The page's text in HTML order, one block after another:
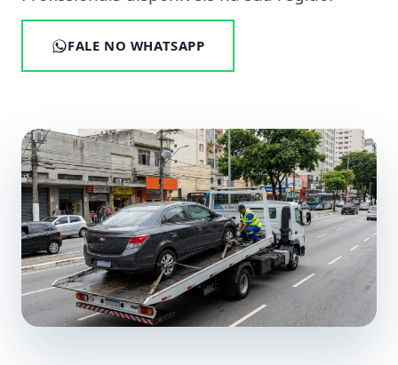
FALE NO WHATSAPP